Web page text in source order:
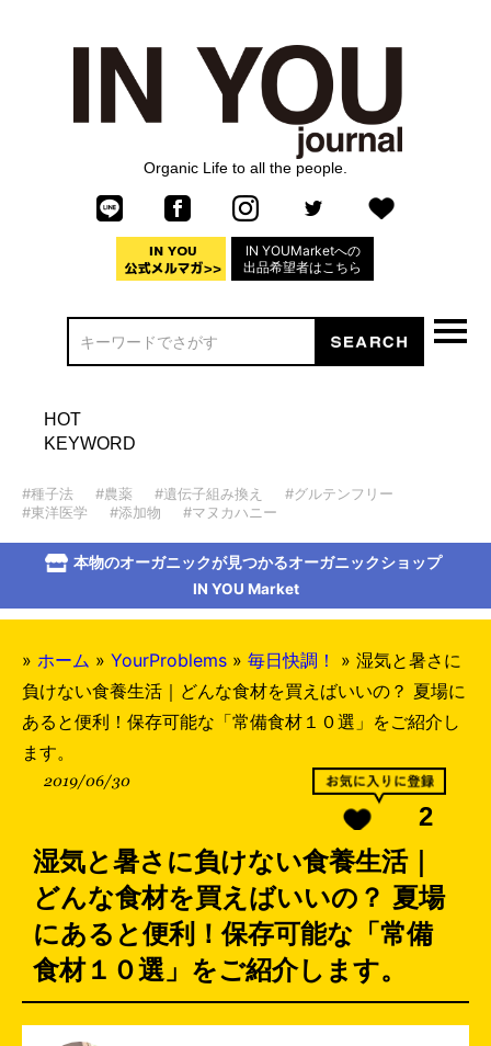
Organic Life to all the people.
IN YOUMarketへの
出品希望者はこちら
HOT
KEYWORD
#種子法 #農薬 #遺伝子組み換え
#グルテンフリー
#東洋医学
#添加物 #マヌカハニー
本物のオーガニックが見つかるオーガニックショップ
IN YOU Market
» ホーム » YourProblems » 毎日快調！ » 湿気と暑さに
負けない食養生活｜どんな食材を買えばいいの？ 夏場に
あると便利！保存可能な「常備食材１０選」をご紹介し
ます。
2019/06/30
2
湿気と暑さに負けない食養生活｜
どんな食材を買えばいいの？ 夏場
にあると便利！保存可能な「常備
食材１０選」をご紹介します。